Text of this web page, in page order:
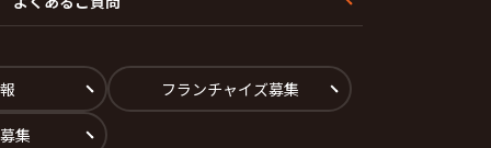
フランチャイズ募集
集